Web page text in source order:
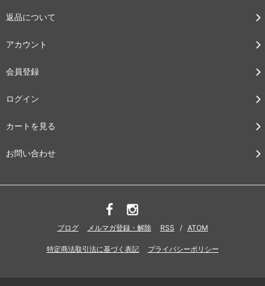
返品について
アカウント
会員登録
ログイン
カートを見る
お問い合わせ
ブログ メルマガ登録・解除 RSS / ATOM
特定商法取引法に基づく表記 プライバシーポリシー